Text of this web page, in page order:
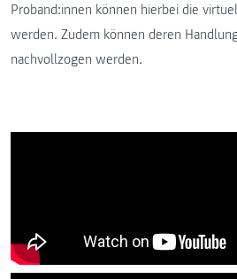
Proband:innen können hierbei die
werden. Zudem können deren
nachvollzogen werden.